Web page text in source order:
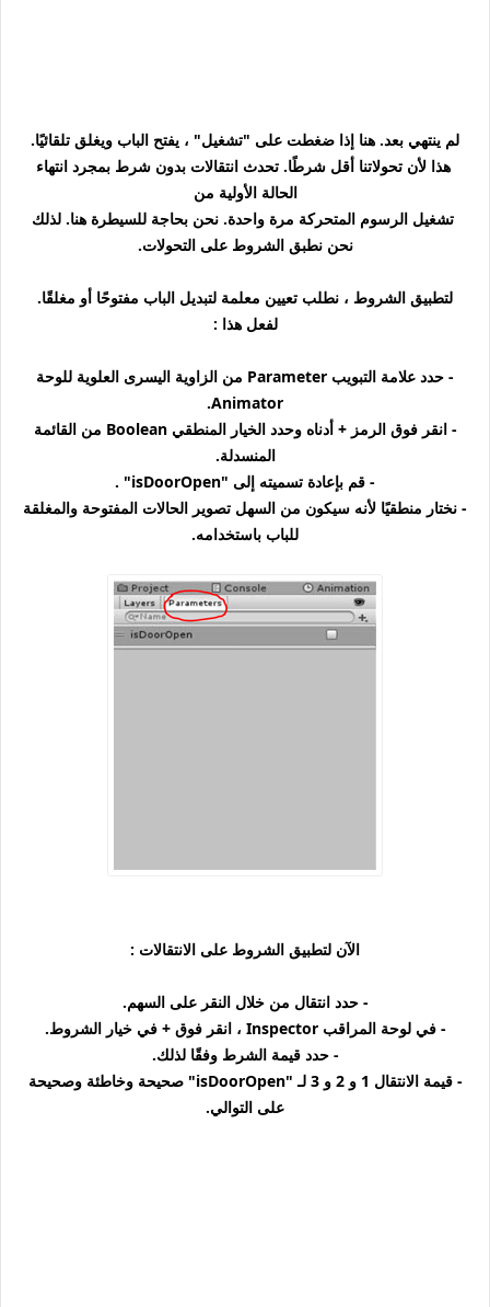
لم ينتهي بعد. هنا إذا ضغطت على "تشغيل" ، يفتح الباب ويغلق تلقائيًا.
هذا لأن تحولاتنا أقل شرطًا. تحدث انتقالات بدون شرط بمجرد انتهاء
الحالة الأولية من
تشغيل الرسوم المتحركة مرة واحدة. نحن بحاجة للسيطرة هنا. لذلك
نحن نطبق الشروط على التحولات.
لتطبيق الشروط ، نطلب تعيين معلمة لتبديل الباب مفتوحًا أو مغلقًا.
لفعل هذا :
- حدد علامة التبويب Parameter من الزاوية اليسرى العلوية للوحة
Animator.
- انقر فوق الرمز + أدناه وحدد الخيار المنطقي Boolean من القائمة
المنسدلة.
- قم بإعادة تسميته إلى "isDoorOpen" .
- نختار منطقيًا لأنه سيكون من السهل تصوير الحالات المفتوحة والمغلقة
للباب باستخدامه.
الآن لتطبيق الشروط على الانتقالات :
- حدد انتقال من خلال النقر على السهم.
- في لوحة المراقب Inspector ، انقر فوق + في خيار الشروط.
- حدد قيمة الشرط وفقًا لذلك.
- قيمة الانتقال 1 و 2 و 3 لـ "isDoorOpen" صحيحة وخاطئة وصحيحة
على التوالي.